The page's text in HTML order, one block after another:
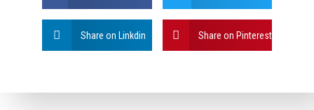
Share on Linkdin Share on Pinterest